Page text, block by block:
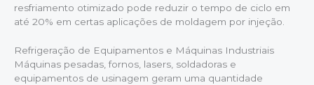
resfriamento otimizado pode reduzir o tempo de ciclo em
até 20% em certas aplicações de moldagem por injeção.
Refrigeração de Equipamentos e Máquinas Industriais
Máquinas pesadas, fornos, lasers, soldadoras e
equipamentos de usinagem geram uma quantidade